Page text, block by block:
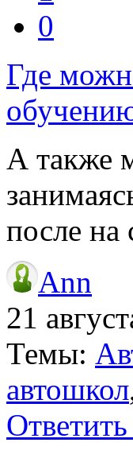
0
Где
А также
после на
Ann
21
Темы:
автошкол
Ответить